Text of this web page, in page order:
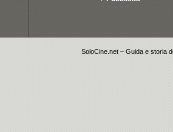
SoloCine.net – Guida e storia